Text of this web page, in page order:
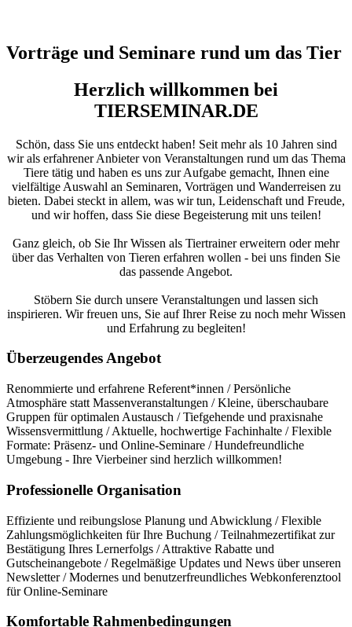
Vorträge und Seminare rund um das Tier
Herzlich willkommen bei
TIERSEMINAR.DE
Schön, dass Sie uns entdeckt haben! Seit mehr als 10 Jahren sind
wir als erfahrener Anbieter von Veranstaltungen rund um das Thema
Tiere tätig und haben es uns zur Aufgabe gemacht, Ihnen eine
vielfältige Auswahl an Seminaren, Vorträgen und Wanderreisen zu
bieten. Dabei steckt in allem, was wir tun, Leidenschaft und Freude,
und wir hoffen, dass Sie diese Begeisterung mit uns teilen!
Ganz gleich, ob Sie Ihr Wissen als Tiertrainer erweitern oder mehr
über das Verhalten von Tieren erfahren wollen - bei uns finden Sie
das passende Angebot.
Stöbern Sie durch unsere Veranstaltungen und lassen sich
inspirieren. Wir freuen uns, Sie auf Ihrer Reise zu noch mehr Wissen
und Erfahrung zu begleiten!
Überzeugendes Angebot
Renommierte und erfahrene Referent*innen / Persönliche
Atmosphäre statt Massenveranstaltungen / Kleine, überschaubare
Gruppen für optimalen Austausch / Tiefgehende und praxisnahe
Wissensvermittlung / Aktuelle, hochwertige Fachinhalte / Flexible
Formate: Präsenz- und Online-Seminare / Hundefreundliche
Umgebung - Ihre Vierbeiner sind herzlich willkommen!
Professionelle Organisation
Effiziente und reibungslose Planung und Abwicklung / Flexible
Zahlungsmöglichkeiten für Ihre Buchung / Teilnahmezertifikat zur
Bestätigung Ihres Lernerfolgs / Attraktive Rabatte und
Gutscheinangebote / Regelmäßige Updates und News über unseren
Newsletter / Modernes und benutzerfreundliches Webkonferenztool
für Online-Seminare
Komfortable Rahmenbedingungen